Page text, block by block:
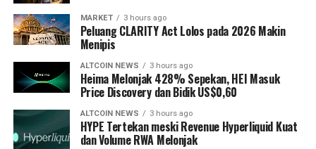
MARKET 3 hours ago
Peluang CLARITY Act Lolos pada 2026 Makin
Menipis
ALTCOIN NEWS 3 hours ago
Heima Melonjak 428% Sepekan, HEI Masuk
Price Discovery dan Bidik US$0,60
ALTCOIN NEWS 3 hours ago
HYPE Tertekan meski Revenue Hyperliquid Kuat
dan Volume RWA Melonjak